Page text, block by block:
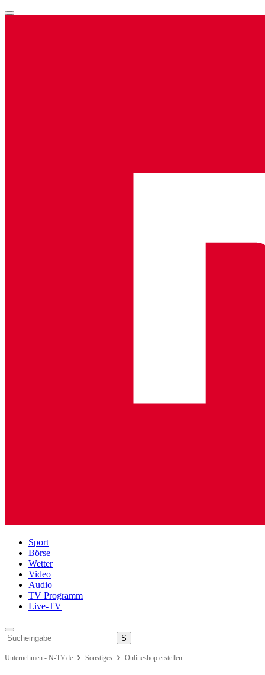
Sport
Börse
Wetter
Video
Audio
TV Programm
Live-TV
Unternehmen - N-TV.de Sonstiges Onlineshop erstellen